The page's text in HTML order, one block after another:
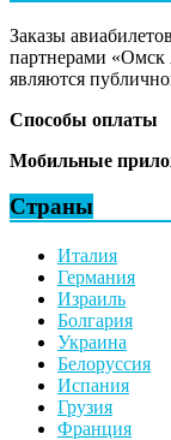
Заказы
партнерами «Омск
являются
Способы оплаты
Мобильные
Страны
Италия
Германия
Израиль
Болгария
Украина
Белоруссия
Испания
Грузия
Франция